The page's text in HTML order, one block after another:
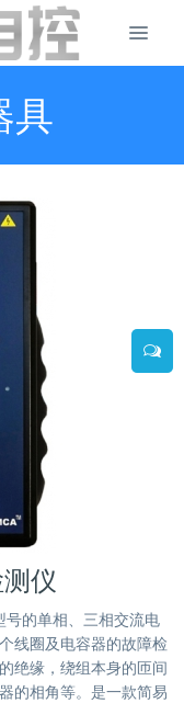
具
仪
号的单相、三相交流电
线圈及电容器的故障检
绝缘，绕组本身的匝间
的相角等。是一款简易